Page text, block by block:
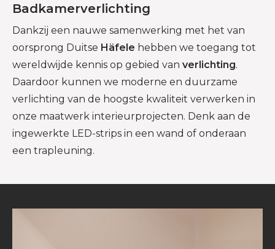
Badkamerverlichting
Dankzij een nauwe samenwerking met het van
oorsprong Duitse Häfele hebben we toegang tot
wereldwijde kennis op gebied van verlichting.
Daardoor kunnen we moderne en duurzame
verlichting van de hoogste kwaliteit verwerken in
onze maatwerk interieurprojecten. Denk aan de
ingewerkte LED-strips in een wand of onderaan
een trapleuning.